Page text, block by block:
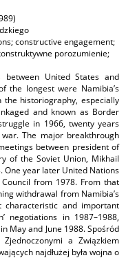
constructive engagement;
porozumienie;
between United States and
the longest were Namibia’s
historiography, especially
and known as Border
in 1966, twenty years
The major breakthrough
between president of
of the Soviet Union, Mikhail
One year later United Nations
from 1978. From that
withdrawal from Namibia’s
and important
negotiations in 1987–1988,
May and June 1988. Spośród
a Związkiem
najdłużej była wojna o